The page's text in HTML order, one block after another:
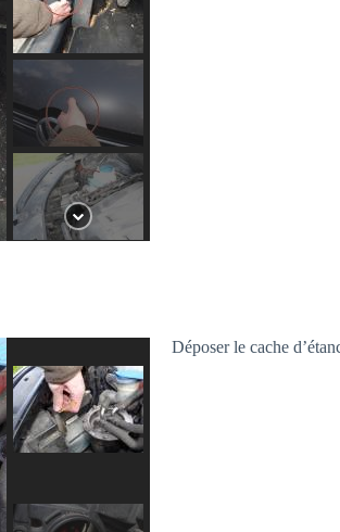
Déposer le cache